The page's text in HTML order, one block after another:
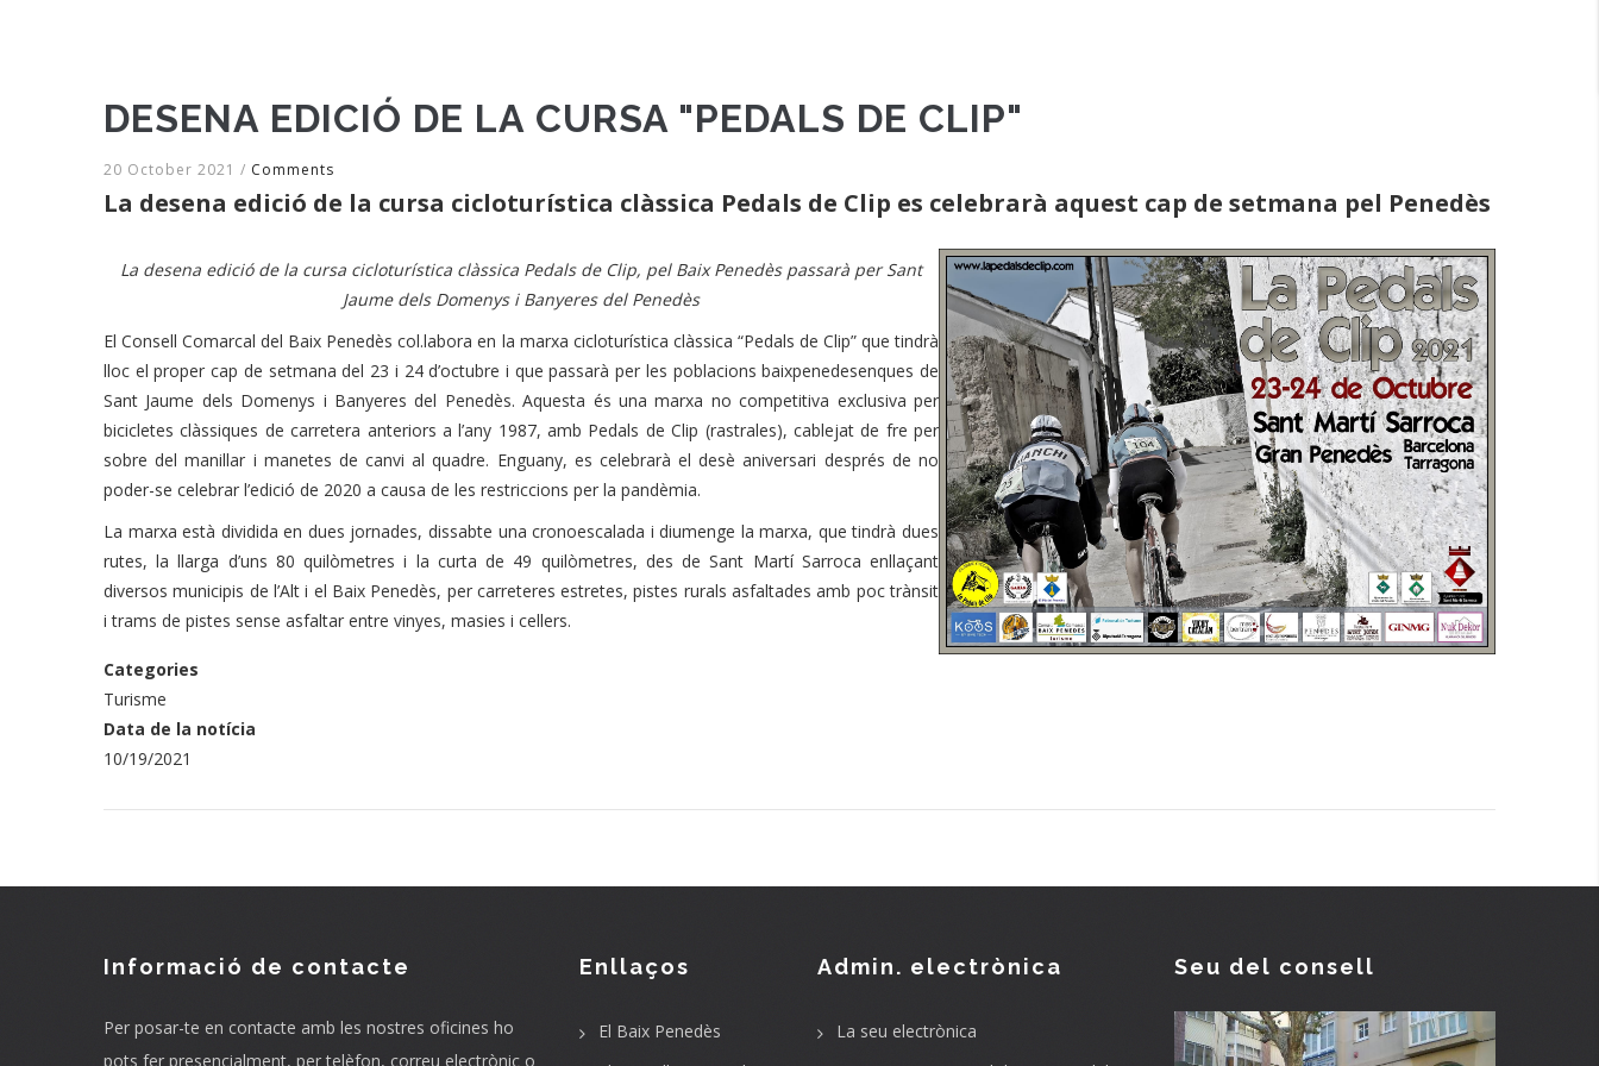
DESENA EDICIÓ DE LA CURSA "PEDALS DE CLIP"
20 October 2021 / Comments
La desena edició de la cursa cicloturística clàssica Pedals de Clip es celebrarà aquest cap de setmana pel Penedès
La desena edició de la cursa cicloturística clàssica Pedals de Clip, pel Baix Penedès passarà per Sant
Jaume dels Domenys i Banyeres del Penedès
El Consell Comarcal del Baix Penedès col.labora en la marxa cicloturística clàssica “Pedals de Clip” que tindrà
lloc el proper cap de setmana del 23 i 24 d’octubre i que passarà per les poblacions baixpenedesenques de
Sant Jaume dels Domenys i Banyeres del Penedès. Aquesta és una marxa no competitiva exclusiva per
bicicletes clàssiques de carretera anteriors a l’any 1987, amb Pedals de Clip (rastrales), cablejat de fre per
sobre del manillar i manetes de canvi al quadre. Enguany, es celebrarà el desè aniversari després de no
poder-se celebrar l’edició de 2020 a causa de les restriccions per la pandèmia.
La marxa està dividida en dues jornades, dissabte una cronoescalada i diumenge la marxa, que tindrà dues
rutes, la llarga d’uns 80 quilòmetres i la curta de 49 quilòmetres, des de Sant Martí Sarroca enllaçant
diversos municipis de l’Alt i el Baix Penedès, per carreteres estretes, pistes rurals asfaltades amb poc trànsit
i trams de pistes sense asfaltar entre vinyes, masies i cellers.
Categories
Turisme
Data de la notícia
10/19/2021
Informació de contacte
Per posar-te en contacte amb les nostres oficines ho
pots fer presencialment, per telèfon, correu electrònic o
Enllaços
El Baix Penedès
Admin. electrònica
La seu electrònica
Seu del consell